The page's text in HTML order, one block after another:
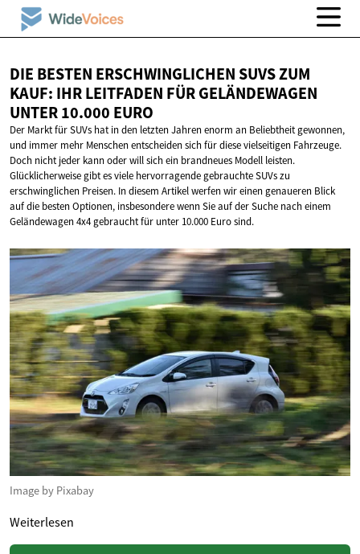
DIE BESTEN ERSCHWINGLICHEN SUVS ZUM
KAUF: IHR LEITFADEN FÜR GELÄNDEWAGEN
UNTER10.000 EURO
Der Markt für SUVs hat in den letzten Jahren enorm an Beliebtheit gewonnen,
und immer mehr Menschen entscheiden sich für diese vielseitigen Fahrzeuge.
Doch nicht jeder kann oder will sich ein brandneues Modell leisten.
Glücklicherweise gibt es viele hervorragende gebrauchte SUVs zu
erschwinglichen Preisen. In diesem Artikel werfen wir einen genaueren Blick
auf die besten Optionen, insbesondere wenn Sie auf der Suche nach einem
Geländewagen 4x4 gebraucht für unter 10.000 Euro sind.
Image by Pixabay
Weiterlesen